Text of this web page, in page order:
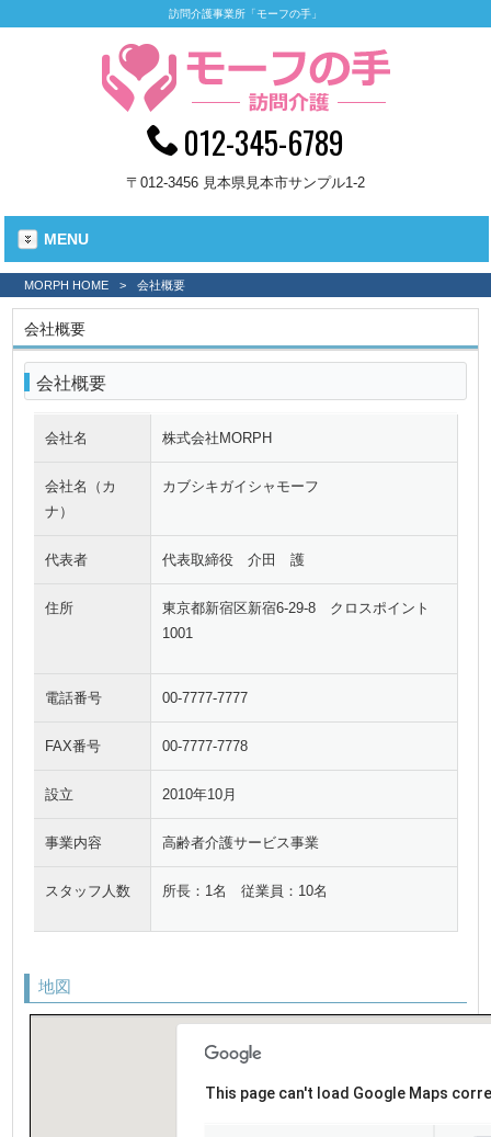
訪問介護事業所「モーフの手」
012-345-6789
〒012-3456 見本県見本市サンプル1-2
MENU
MORPH HOME > 会社概要
会社概要
会社概要
会社名 株式会社MORPH
会社名（カ
ナ）
カブシキガイシャモーフ
代表者 代表取締役 介田 護
住所
東京都新宿区新宿6-29-8 クロスポイント
1001
電話番号 00-7777-7777
FAX番号 00-7777-7778
設立 2010年10月
事業内容 高齢者介護サービス事業
スタッフ人数 所長：1名 従業員：10名
地図
This page can't load Google Maps